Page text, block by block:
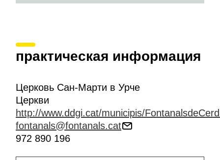
практическая информация
Церковь Сан-Марти в Урче
Церкви
http://www.ddgi.cat/municipis/
fontanals@fontanals.cat
972 890 196